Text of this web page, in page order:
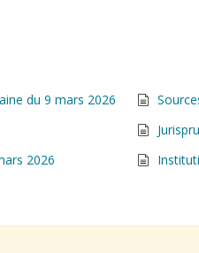
du 9 mars 2026
2026